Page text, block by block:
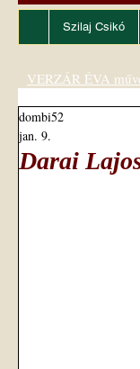
Szilaj Csikó
Darai
dombi52
jan. 9.
VERZÁR ÉVA